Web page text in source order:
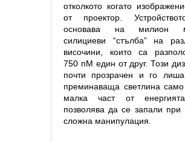
отколкото когато
от проектор.
основава на милион
силициеви “стълба” на
височини, които са
750 пМ един от друг. Този
почти прозрачен и го
преминаваща светлина
малка част от
позволява да се запали при
сложна манипулация.